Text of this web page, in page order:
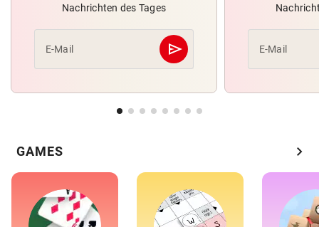
Nachrichten des Tages
E-Mail send
Abschicken E-Mail
GAMES chevron_right